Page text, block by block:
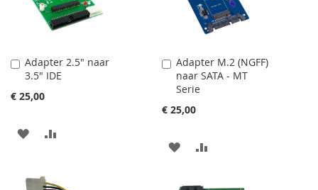
VERLANGLIJST
VERGELIJKEN
VERLANGLIJST
VERGELIJKEN
Adapter 2.5" naar
3.5" IDE
€ 25,00
In
Winkelwagen
VOEG
AAN TE
Adapter M.2 (NGFF)
naar SATA - MT
Serie
€ 25,00
In
Winkelwagen
VOEG